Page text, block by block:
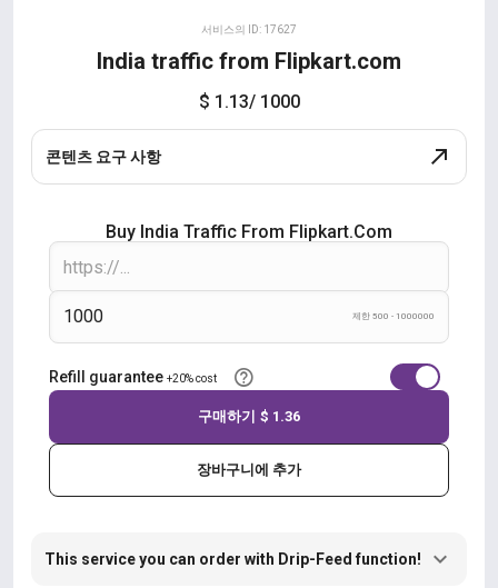
서비스의 ID: 17627
India traffic from Flipkart.com
$ 1.13/ 1000
콘텐츠 요구 사항
Buy India Traffic From Flipkart.com
제한 500 - 1000000
Refill guarantee +20% cost
장바구니에 추가
구매하기 $ 1.36
This service you can order with Drip-Feed function!